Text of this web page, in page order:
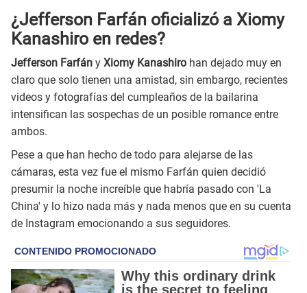
¿Jefferson Farfán oficializó a Xiomy
Kanashiro en redes?
Jefferson Farfán y Xiomy Kanashiro han dejado muy en
claro que solo tienen una amistad, sin embargo, recientes
videos y fotografías del cumpleaños de la bailarina
intensifican las sospechas de un posible romance entre
ambos.
Pese a que han hecho de todo para alejarse de las
cámaras, esta vez fue el mismo Farfán quien decidió
presumir la noche increíble que habría pasado con 'La
China' y lo hizo nada más y nada menos que en su cuenta
de Instagram emocionando a sus seguidores.